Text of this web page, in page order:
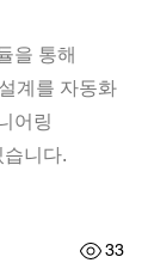
을 통해
계를 자동화
어링
니다.
33